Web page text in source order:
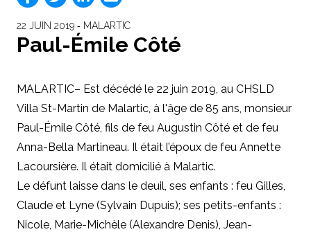
22 JUIN 2019 ‐ MALARTIC
Paul-Émile Côté
MALARTIC– Est décédé le 22 juin 2019, au CHSLD
Villa St-Martin de Malartic, à l'âge de 85 ans, monsieur
Paul-Émile Côté, fils de feu Augustin Côté et de feu
Anna-Bella Martineau. Il était l’époux de feu Annette
Lacoursière. Il était domicilié à Malartic.
Le défunt laisse dans le deuil, ses enfants : feu Gilles,
Claude et Lyne (Sylvain Dupuis); ses petits-enfants :
Nicole, Marie-Michèle (Alexandre Denis), Jean-